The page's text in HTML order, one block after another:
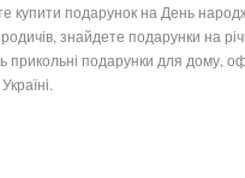
купити подарунок на День
знайдете подарунки на
прикольні подарунки для дому,